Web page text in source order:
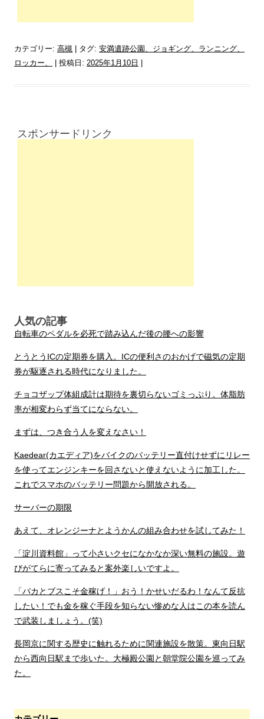
カテゴリー: 高槻 | タグ: 安満遺跡公園、ジョギング、ランニング、
ロッカー、
| 投稿日: 2025年1月10日
スポンサードリンク
人気の記事
自転車のペダルを必死で踏み込んだ後の腰への影響
とうとうICの定期券を購入。ICの便利さのおかげで磁気の定期
券が駆逐される時代になりました。
チョコザップ体組成計は期待を裏切らないゴミっぷり。体脂肪
率が相変わらず当てにならない。
まずは、つき合う人を変えなさい！
Kaedear(カエディア)をバイクのバッテリー直付けせずにリレー
を使ってエンジンキーを回さないと使えないように加工した。
これでスマホのバッテリー問題から開放される。
サーバーの期限
あえて、オレンジーナとようかんの組み合わせを試してみた！
「淀川資料館」って小さいクセになかなか深い無料の施設。遊
びがてらに寄ってみると案外楽しいですよ。
「バカとブスこそ金稼げ！」おう！かせいだるわ！なんて反抗
したい！でも金を稼ぐ手段を知らない惨めな人はこの本を読ん
で武装しましょう。(笑)
長岡京に関する歴史に触れるために関連施設を散策。東向日駅
から西向日駅まで歩いた。大極殿公園と朝堂院公園を巡ってみ
た。